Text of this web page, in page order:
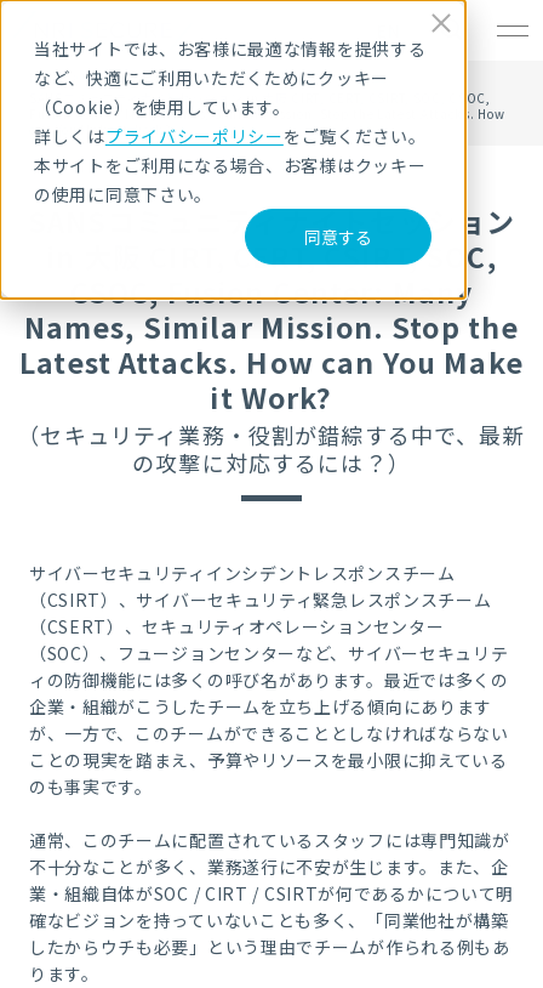
当社サイトでは、お客様に最適な情報を提供する
など、快適にご利用いただくためにクッキー
（Cookie）を使用しています。
詳しくはプライバシーポリシーをご覧ください。
本サイトをご利用になる場合、お客様はクッキー
の使用に同意下さい。
同意する
HOME
セキュリティセミナー・イベント
SANSコミュニティナイトセッション in 大阪 CIRT, CERT, CSIRT, SOC, CSOC,
Fusion Center: Many Names, Similar Mission. Stop the Latest Attacks. How
can You Make it Work?
SANSコミュニティナイトセッション
in 大阪 CIRT, CERT, CSIRT, SOC,
CSOC, Fusion Center: Many
Names, Similar Mission. Stop the
Latest Attacks. How can You Make
it Work?
（セキュリティ業務・役割が錯綜する中で、最新
の攻撃に対応するには？）
サイバーセキュリティインシデントレスポンスチーム
（CSIRT）、サイバーセキュリティ緊急レスポンスチーム
（CSERT）、セキュリティオペレーションセンター
（SOC）、フュージョンセンターなど、サイバーセキュリテ
ィの防御機能には多くの呼び名があります。最近では多くの
企業・組織がこうしたチームを立ち上げる傾向にあります
が、一方で、このチームができることとしなければならない
ことの現実を踏まえ、予算やリソースを最小限に抑えている
のも事実です。
通常、このチームに配置されているスタッフには専門知識が
不十分なことが多く、業務遂行に不安が生じます。また、企
業・組織自体がSOC / CIRT / CSIRTが何であるかについて明
確なビジョンを持っていないことも多く、「同業他社が構築
したからウチも必要」という理由でチームが作られる例もあ
ります。